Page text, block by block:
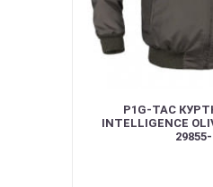
P1G-TAC
INTELLIGENCE
29855-